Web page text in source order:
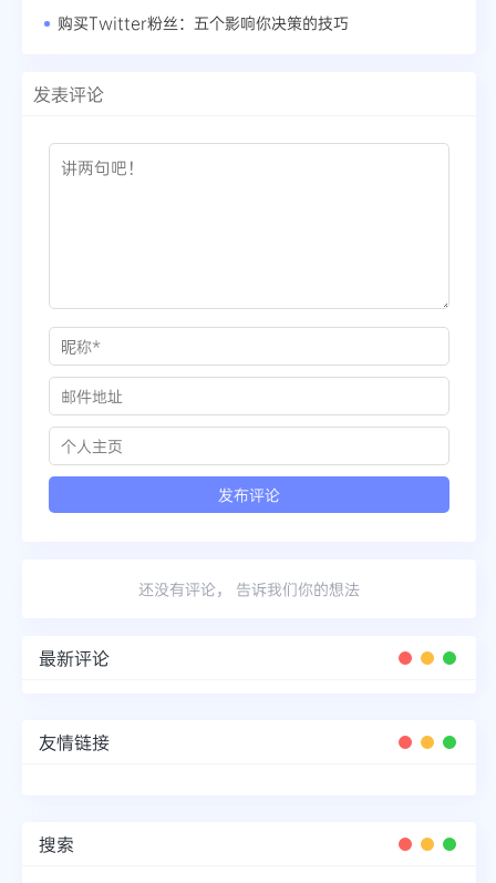
购买Twitter粉丝：五个影响你决策的技巧
发表评论
还没有评论， 告诉我们你的想法
最新评论
友情链接
搜索